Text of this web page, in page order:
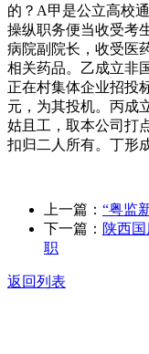
的？A甲是公立高校
操纵职务便当收受考
病院副院长，收受医
相关药品。乙成立非
正在村集体企业招投
元，为其投机。丙成
姑且工，取本公司打
扣归二人所有。丁形
上一篇： “粤监
下一篇： 陕西
职
返回列表